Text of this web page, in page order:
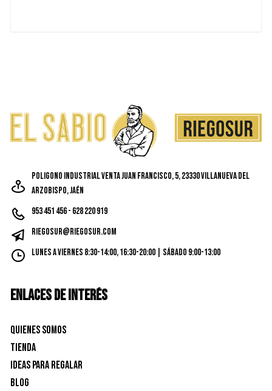
Poligono Industrial Venta Juan Francisco, 5, 23330 Villanueva del
Arzobispo, Jaén
953 451 456 - 628 220 919
riegosur@riegosur.com
Lunes a Viernes 8:30-14:00, 16:30-20:00 | Sábado 9:00-13:00
ENLACES DE INTERÉS
Quienes Somos
Tienda
Ideas para Regalar
Blog